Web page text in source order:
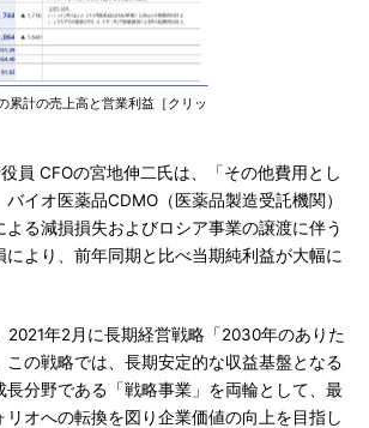
累計の売上高と営業利益［クリッ
員 CFOの宮地伸二氏は、「その他費用とし
イオ医薬品CDMO（医薬品製造受託機関）
る減損損失およびロシア事業の譲渡に伴う
により、前年同期と比べ当期純利益が大幅に
年2月に長期経営戦略「2030年のありた
この戦略では、長期安定的な収益基盤となる
長分野である「戦略事業」を両輪として、最
リオへの転換を図り企業価値の向上を目指し